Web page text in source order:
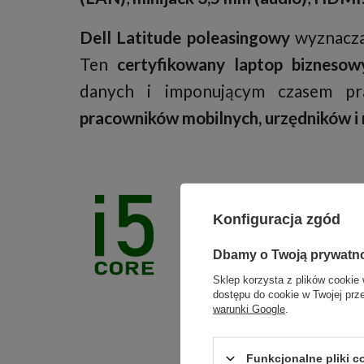
Dell Latitude poleasingowy
Ten certyfikowany laptop
danych i imponującym czasem
pracowników mobilnych, urzędników
Procesor
wydajność
Sercem tego
serii
Konfiguracja zgód
Dbamy o Twoją
Sklep korzysta z plików cookie
dostępu do cookie w Twojej
warunki Google
Funkcjonalne pliki